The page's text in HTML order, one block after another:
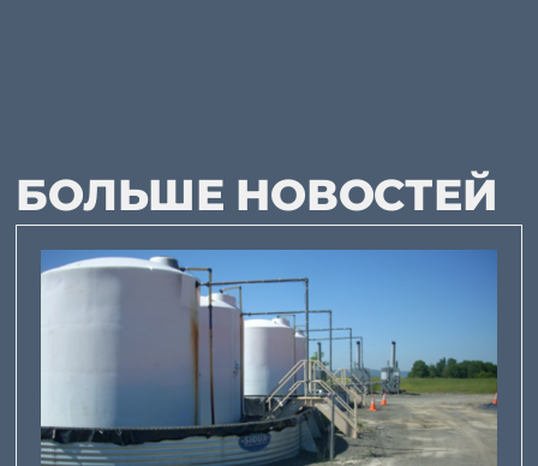
БОЛЬШЕ НОВОСТЕЙ